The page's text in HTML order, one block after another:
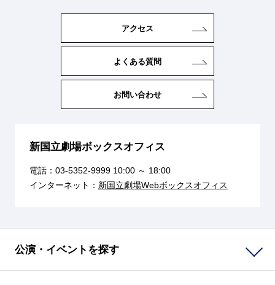
アクセス
よくある質問
お問い合わせ
新国立劇場ボックスオフィス
電話： 03-5352-999910:00 ～ 18:00
インターネット： 新国立劇場Webボックスオフィス
公演・イベントを探す